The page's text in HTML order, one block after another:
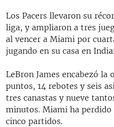
Los Pacers llevaron su
liga, y ampliaron a tres
al vencer a Miami por
jugando en su casa en
LeBron James encabezó la
puntos, 14 rebotes y seis
tres canastas y nueve
minutos. Miami ha
cinco partidos.